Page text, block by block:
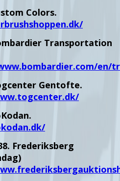
Colors.
Transportation
en/
Gentofte.
Frederiksberg